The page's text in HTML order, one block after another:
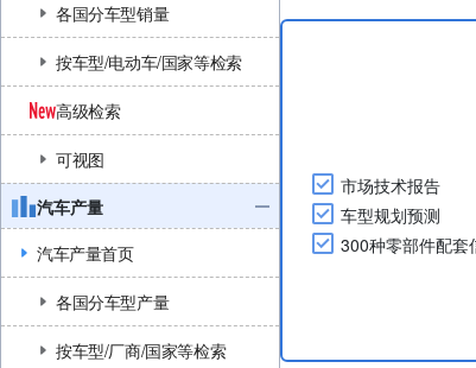
各国分车型销量
按车型/电动车/国家等检索
高级检索
可视图
汽车产量
汽车产量首页
各国分车型产量
按车型/厂商/国家等检索
市场技术报告
车型规划预测
300种零部件配套